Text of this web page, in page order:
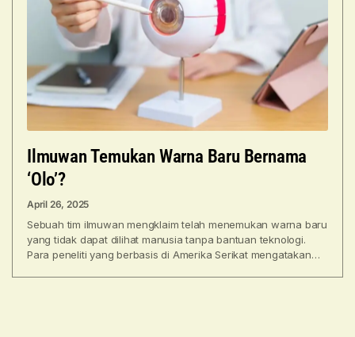
Ilmuwan Temukan Warna Baru Bernama
‘Olo’?
April 26, 2025
Sebuah tim ilmuwan mengklaim telah menemukan warna baru
yang tidak dapat dilihat manusia tanpa bantuan teknologi.
Para peneliti yang berbasis di Amerika Serikat mengatakan